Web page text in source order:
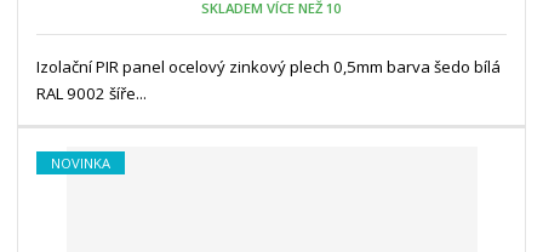
e
t
ž
s
v
s
t
v
í
SKLADEM VÍCE NEŽ 10
Izolační PIR panel ocelový zinkový plech 0,5mm barva šedo bílá
RAL 9002 šíře...
NOVINKA